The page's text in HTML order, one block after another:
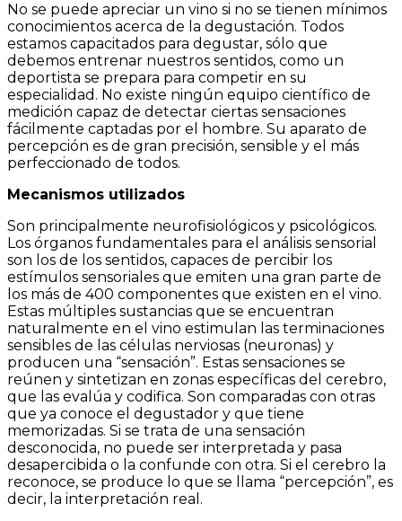
No se puede apreciar un vino si no se tienen mínimos
conocimientos acerca de la degustación. Todos
estamos capacitados para degustar, sólo que
debemos entrenar nuestros sentidos, como un
deportista se prepara para competir en su
especialidad. No existe ningún equipo científico de
medición capaz de detectar ciertas sensaciones
fácilmente captadas por el hombre. Su aparato de
percepción es de gran precisión, sensible y el más
perfeccionado de todos.
Mecanismos utilizados
Son principalmente neurofisiológicos y psicológicos.
Los órganos fundamentales para el análisis sensorial
son los de los sentidos, capaces de percibir los
estímulos sensoriales que emiten una gran parte de
los más de 400 componentes que existen en el vino.
Estas múltiples sustancias que se encuentran
naturalmente en el vino estimulan las terminaciones
sensibles de las células nerviosas (neuronas) y
producen una “sensación”. Estas sensaciones se
reúnen y sintetizan en zonas específicas del cerebro,
que las evalúa y codifica. Son comparadas con otras
que ya conoce el degustador y que tiene
memorizadas. Si se trata de una sensación
desconocida, no puede ser interpretada y pasa
desapercibida o la confunde con otra. Si el cerebro la
reconoce, se produce lo que se llama “percepción”, es
decir, la interpretación real.